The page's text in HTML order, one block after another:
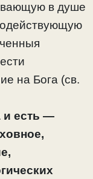
в душе
на Бога (св.
и есть —